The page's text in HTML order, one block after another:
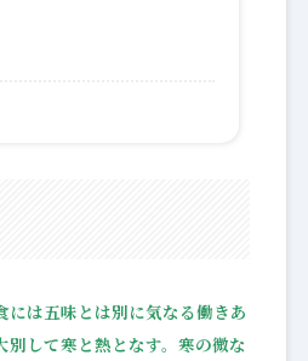
には五味とは別に気なる働きあ
別して寒と熱となす。寒の微な